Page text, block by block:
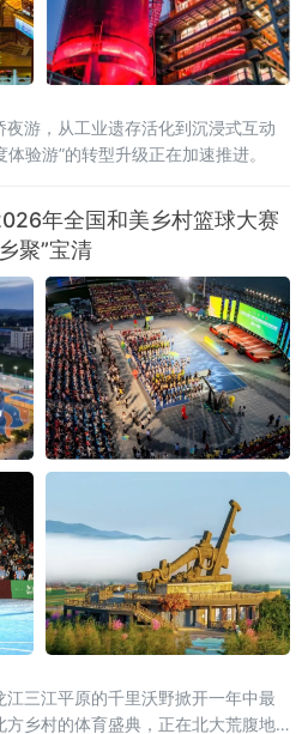
游，从工业遗存活化到沉浸式互动
验游”的转型升级正在加速推进。
年全国和美乡村篮球大赛
聚”宝清
三江平原的千里沃野掀开一年中最
乡村的体育盛典，正在北大荒腹地